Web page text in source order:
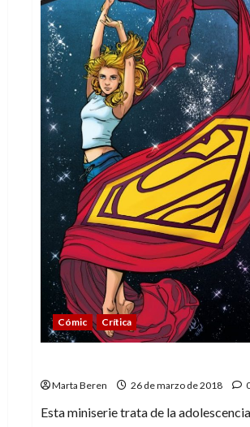
Cómic Crítica
Marta Beren 26 de marzo de 2018
Esta miniserie trata de la